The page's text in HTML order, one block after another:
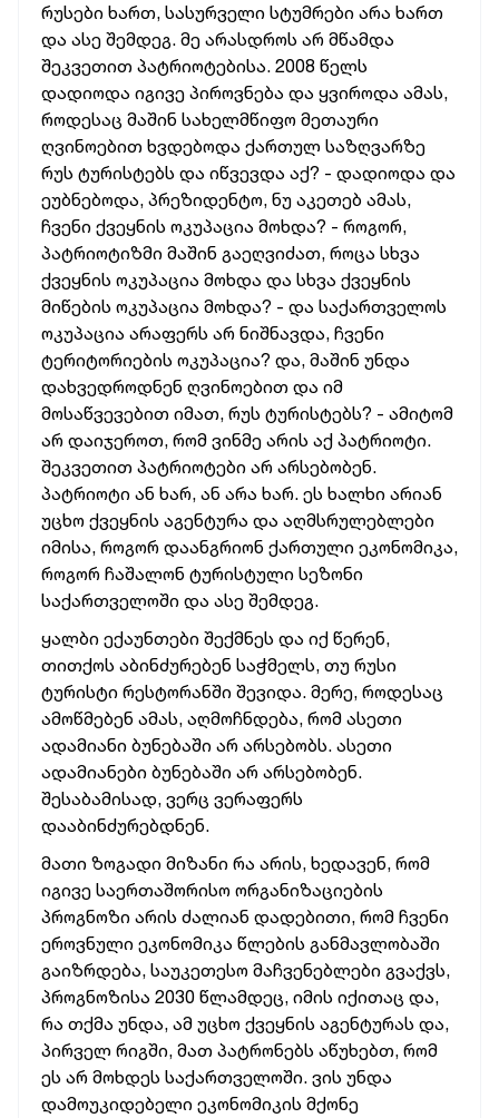
რუსები ხართ, სასურველი სტუმრები არა ხართ
და ასე შემდეგ. მე არასდროს არ მწამდა
შეკვეთით პატრიოტებისა. 2008 წელს
დადიოდა იგივე პიროვნება და ყვიროდა ამას,
როდესაც მაშინ სახელმწიფო მეთაური
ღვინოებით ხვდებოდა ქართულ საზღვარზე
რუს ტურისტებს და იწვევდა აქ? - დადიოდა და
ეუბნებოდა, პრეზიდენტო, ნუ აკეთებ ამას,
ჩვენი ქვეყნის ოკუპაცია მოხდა? - როგორ,
პატრიოტიზმი მაშინ გაეღვიძათ, როცა სხვა
ქვეყნის ოკუპაცია მოხდა და სხვა ქვეყნის
მიწების ოკუპაცია მოხდა? - და საქართველოს
ოკუპაცია არაფერს არ ნიშნავდა, ჩვენი
ტერიტორიების ოკუპაცია? და, მაშინ უნდა
დახვედროდნენ ღვინოებით და იმ
მოსაწვევებით იმათ, რუს ტურისტებს? - ამიტომ
არ დაიჯეროთ, რომ ვინმე არის აქ პატრიოტი.
შეკვეთით პატრიოტები არ არსებობენ.
პატრიოტი ან ხარ, ან არა ხარ. ეს ხალხი არიან
უცხო ქვეყნის აგენტურა და აღმსრულებლები
იმისა, როგორ დაანგრიონ ქართული ეკონომიკა,
როგორ ჩაშალონ ტურისტული სეზონი
საქართველოში და ასე შემდეგ.
ყალბი ექაუნთები შექმნეს და იქ წერენ,
თითქოს აბინძურებენ საჭმელს, თუ რუსი
ტურისტი რესტორანში შევიდა. მერე, როდესაც
ამოწმებენ ამას, აღმოჩნდება, რომ ასეთი
ადამიანი ბუნებაში არ არსებობს. ასეთი
ადამიანები ბუნებაში არ არსებობენ.
შესაბამისად, ვერც ვერაფერს
დააბინძურებდნენ.
მათი ზოგადი მიზანი რა არის, ხედავენ, რომ
იგივე საერთაშორისო ორგანიზაციების
პროგნოზი არის ძალიან დადებითი, რომ ჩვენი
ეროვნული ეკონომიკა წლების განმავლობაში
გაიზრდება, საუკეთესო მაჩვენებლები გვაქვს,
პროგნოზისა 2030 წლამდეც, იმის იქითაც და,
რა თქმა უნდა, ამ უცხო ქვეყნის აგენტურას და,
პირველ რიგში, მათ პატრონებს აწუხებთ, რომ
ეს არ მოხდეს საქართველოში. ვის უნდა
დამოუკიდებელი ეკონომიკის მქონე